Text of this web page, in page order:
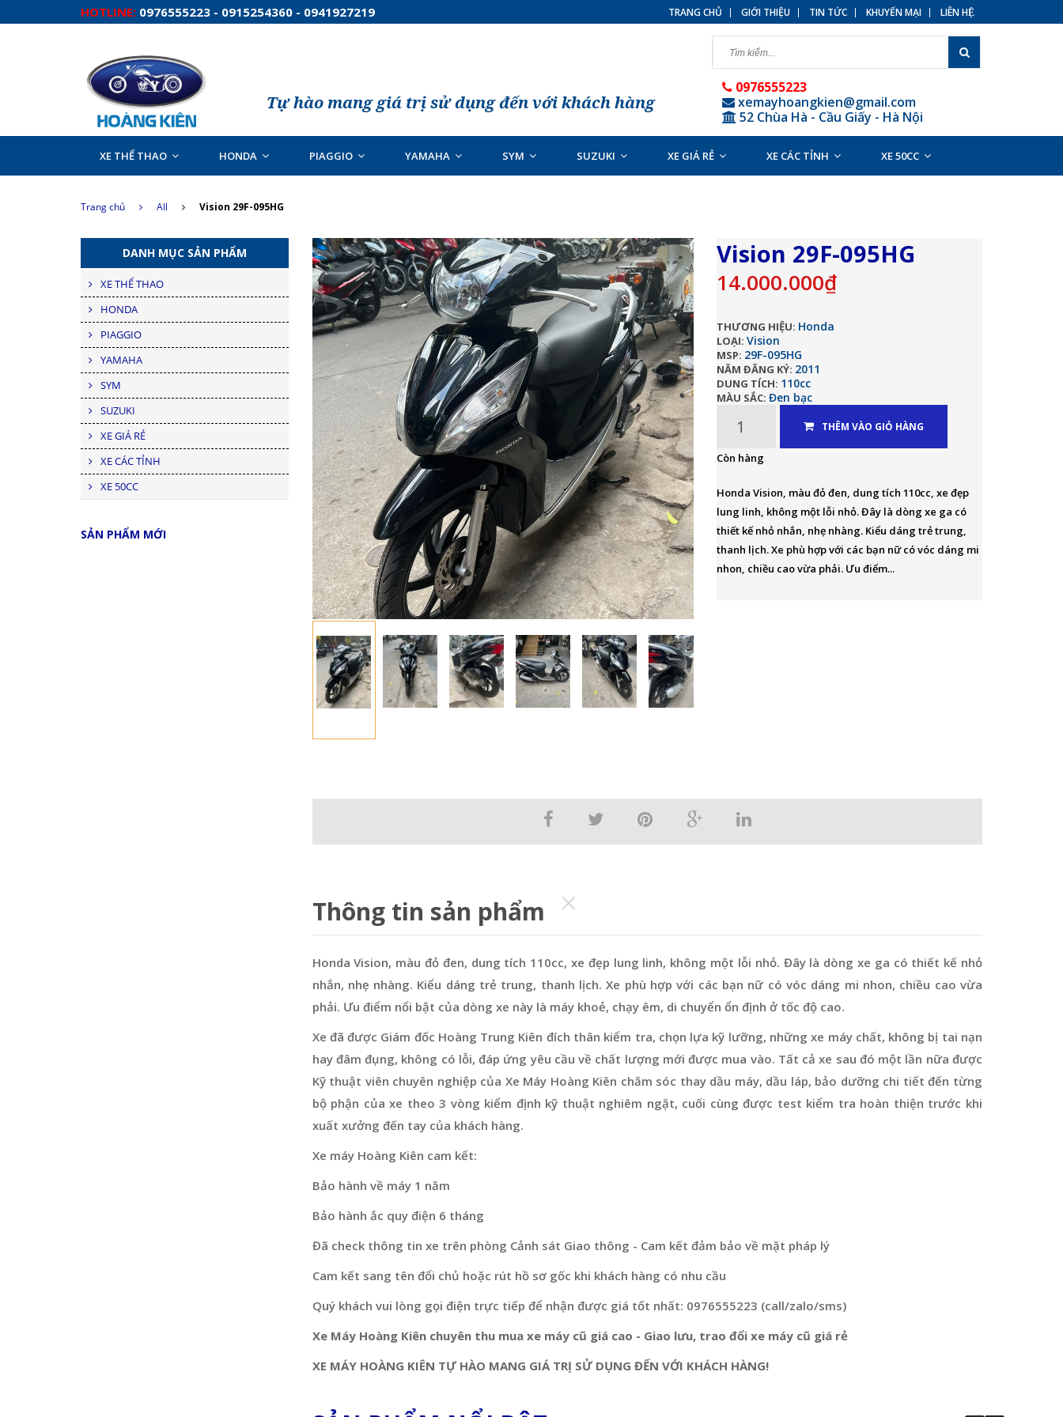
HOTLINE: 0976555223 - 0915254360 - 0941927219 TRANG CHỦ GIỚI THIỆU TIN TỨC KHUYẾN MẠI LIÊN HỆ
Tự hào mang giá trị sử dụng đến với khách hàng
0976555223
xemayhoangkien@gmail.com
52 Chùa Hà - Cầu Giấy - Hà Nội
XE THỂ THAO HONDA PIAGGIO YAMAHA SYM SUZUKI XE GIÁ RẺ XE CÁC TỈNH XE 50CC
Trang chủ All Vision 29F-095HG
DANH MỤC SẢN PHẨM
XE THỂ THAO
HONDA
PIAGGIO
YAMAHA
SYM
SUZUKI
XE GIÁ RẺ
XE CÁC TỈNH
XE 50CC
SẢN PHẨM MỚI
Vision 29F-095HG
14.000.000₫
THƯƠNG HIỆU: Honda
LOẠI:Vision
MSP: 29F-095HG
NĂM ĐĂNG KÝ: 2011
DUNG TÍCH: 110cc
MÀU SẮC:Đen bạc
THÊM VÀO GIỎ HÀNG
Còn hàng
Honda Vision, màu đỏ đen, dung tích 110cc, xe đẹp
lung linh, không một lỗi nhỏ. Đây là dòng xe ga có
thiết kế nhỏ nhắn, nhẹ nhàng. Kiểu dáng trẻ trung,
thanh lịch. Xe phù hợp với các bạn nữ có vóc dáng mi
nhon, chiều cao vừa phải. Ưu điểm...
Thông tin sản phẩm
Honda Vision, màu đỏ đen, dung tích 110cc, xe đẹp lung linh, không một lỗi nhỏ. Đây là dòng xe ga có thiết kế nhỏ
nhắn, nhẹ nhàng. Kiểu dáng trẻ trung, thanh lịch. Xe phù hợp với các bạn nữ có vóc dáng mi nhon, chiều cao vừa
phải. Ưu điểm nổi bật của dòng xe này là máy khoẻ, chạy êm, di chuyển ổn định ở tốc độ cao.
Xe đã được Giám đốc Hoàng Trung Kiên đích thân kiểm tra, chọn lựa kỹ lưỡng, những xe máy chất, không bị tai nạn
hay đâm đụng, không có lỗi, đáp ứng yêu cầu về chất lượng mới được mua vào. Tất cả xe sau đó một lần nữa được
Kỹ thuật viên chuyên nghiệp của Xe Máy Hoàng Kiên chăm sóc thay dầu máy, dầu láp, bảo dưỡng chi tiết đến từng
bộ phận của xe theo 3 vòng kiểm định kỹ thuật nghiêm ngặt, cuối cùng được test kiểm tra hoàn thiện trước khi
xuất xưởng đến tay của khách hàng.
Xe máy Hoàng Kiên cam kết:
Bảo hành về máy 1 năm
Bảo hành ắc quy điện 6 tháng
Đã check thông tin xe trên phòng Cảnh sát Giao thông - Cam kết đảm bảo về mặt pháp lý
Cam kết sang tên đổi chủ hoặc rút hồ sơ gốc khi khách hàng có nhu cầu
Quý khách vui lòng gọi điện trực tiếp để nhận được giá tốt nhất: 0976555223 (call/zalo/sms)
Xe Máy Hoàng Kiên chuyên thu mua xe máy cũ giá cao - Giao lưu, trao đổi xe máy cũ giá rẻ
XE MÁY HOÀNG KIÊN TỰ HÀO MANG GIÁ TRỊ SỬ DỤNG ĐẾN VỚI KHÁCH HÀNG!